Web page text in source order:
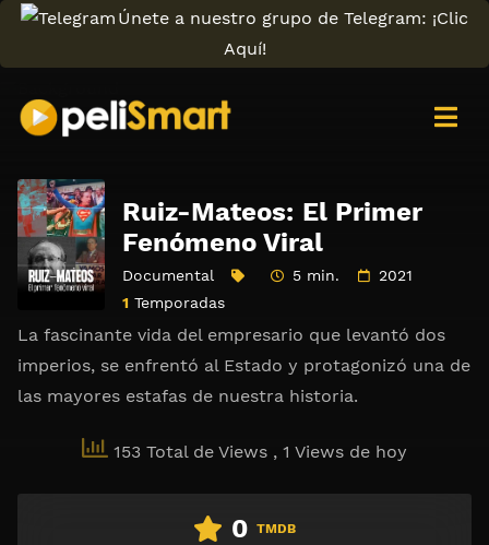
Únete a nuestro grupo de Telegram: ¡Clic
Aquí!
Ruiz-Mateos: El Primer
Fenómeno Viral
Documental 5 min.
2021
1 Temporadas
La fascinante vida del empresario que levantó dos
imperios, se enfrentó al Estado y protagonizó una de
las mayores estafas de nuestra historia.
153 Total de Views , 1 Views de hoy
0 TMDB